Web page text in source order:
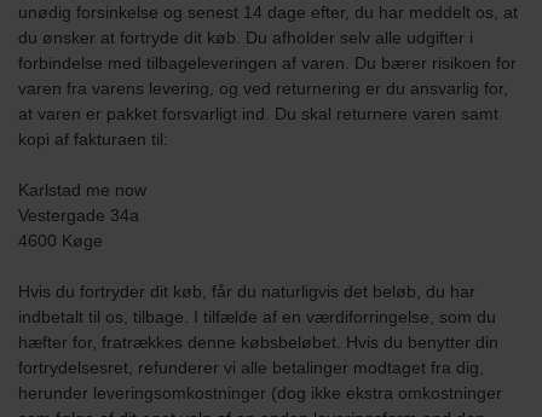
unødig forsinkelse og senest 14 dage efter, du har meddelt os, at
du ønsker at fortryde dit køb. Du afholder selv alle udgifter i
forbindelse med tilbageleveringen af varen. Du bærer risikoen for
varen fra varens levering, og ved returnering er du ansvarlig for,
at varen er pakket forsvarligt ind. Du skal returnere varen samt
kopi af fakturaen til:
Karlstad me now
Vestergade 34a
4600 Køge
Hvis du fortryder dit køb, får du naturligvis det beløb, du har
indbetalt til os, tilbage. I tilfælde af en værdiforringelse, som du
hæfter for, fratrækkes denne købsbeløbet. Hvis du benytter din
fortrydelsesret, refunderer vi alle betalinger modtaget fra dig,
herunder leveringsomkostninger (dog ikke ekstra omkostninger